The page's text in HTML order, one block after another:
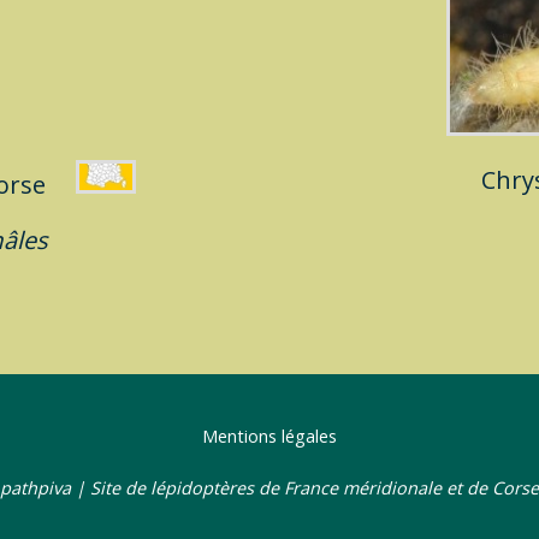
Mentions légales
pathpiva | Site de lépidoptères de France méridionale et de Corse